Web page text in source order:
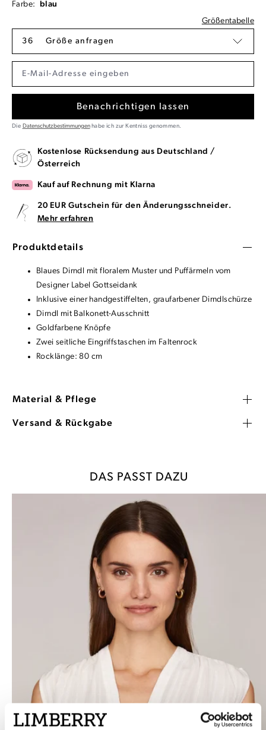
Farbe:
blau
Größentabelle
36 Größe anfragen
Benachrichtigen lassen
Die Datenschutzbestimmungenhabe ich zur Kentniss genommen.
Kostenlose Rücksendung aus Deutschland /
Österreich
Kauf auf Rechnung mit Klarna
20 EUR Gutschein für den Änderungsschneider.
Mehr erfahren
Produktdetails
Blaues Dirndl mit floralem Muster und Puffärmeln vom
Designer Label Gottseidank
Inklusive einer handgestiffelten, graufarbener Dirndlschürze
Dirndl mit Balkonett-Ausschnitt
Goldfarbene Knöpfe
Zwei seitliche Eingriffstaschen im Faltenrock
Rocklänge: 80 cm
Material & Pflege
Versand & Rückgabe
DAS PASST DAZU